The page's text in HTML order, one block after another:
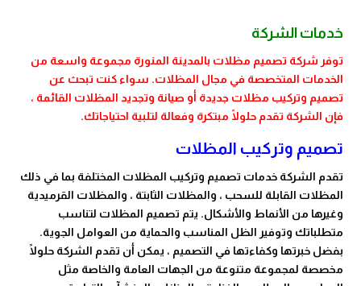
خدمات الشركة
توفر شركة تصميم مظلات بالمدينة المنورة مجموعة واسعة من
الخدمات المتخصصة في مجال المظلات. سواء كنت تبحث عن
تصميم وتركيب مظلات جديدة أو صيانة وتجديد المظلات القائمة ،
فإن الشركة تقدم حلولًا مبتكرة وفعالة لتلبية احتياجاتك.
تصميم وتركيب المظلات
تقدم الشركة خدمات تصميم وتركيب المظلات المختلفة بما في ذلك
المظلات القابلة للسحب ، والمظلات الثابتة ، والمظلات القرميدية
وغيرها من الأنماط والأشكال. يتم تصميم المظلات لتناسب
متطلباتك وتوفير الظل المناسب والحماية من العوامل الجوية.
بفضل خبرتها وكفاءتها في التصميم ، يمكن أن تقدم الشركة حلولًا
مخصصة لمجموعة متنوعة من الجهات العامة والخاصة مثل